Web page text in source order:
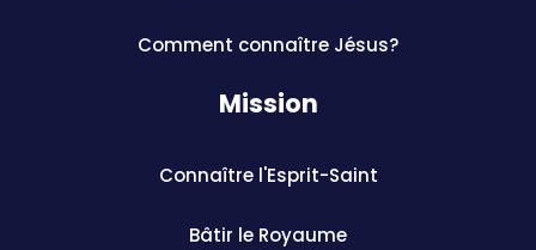
Comment connaître Jésus?
Mission
Connaître l'Esprit-Saint
Bâtir le Royaume